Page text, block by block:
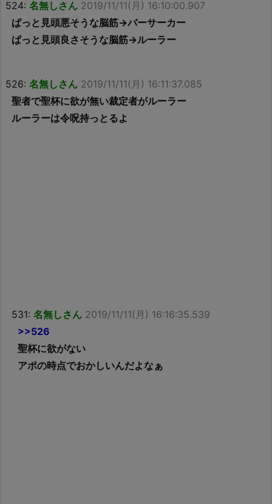
524: 名無しさん 2019/11/11(月) 16:10:00.907
ぱっと見頭悪そうな脳筋→バーサーカー
ぱっと見頭良さそうな脳筋→ルーラー
526: 名無しさん 2019/11/11(月) 16:11:37.085
聖者で聖杯に欲が無い裁定者がルーラー
ルーラーは令呪持っとるよ
531: 名無しさん 2019/11/11(月) 16:16:35.539
>>526
聖杯に欲がない
アポの時点でおかしいんだよなぁ